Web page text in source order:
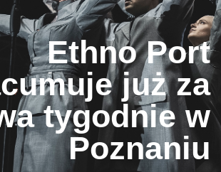
Ethno Port
już za
tygodnie w
Poznaniu